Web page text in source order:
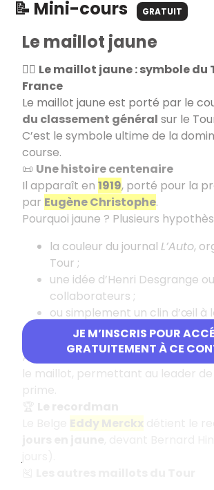
📝 Mini-cours GRATUIT
JE M’INSCRIS POUR
GRATUITEMENT À CE
Le maillot jaune
🚴‍♂️ Le maillot jaune : symbole du
France
Le maillot jaune est porté par le
du classement général sur le
C’est le symbole ultime de la
course.
📜 Une histoire centenaire
Il apparaît en 1919, porté pour la
par Eugène Christophe.
Pourquoi jaune ? Plusieurs
la couleur du journal L’Auto,
Tour ;
une idée d’Henri Desgrange
collaborateurs ;
ou simplement un clin d’œil à
portait lui-même comme
À partir de1948 , les sponsors
le maillot, permettant au leader
prime.
Eddy Merckx